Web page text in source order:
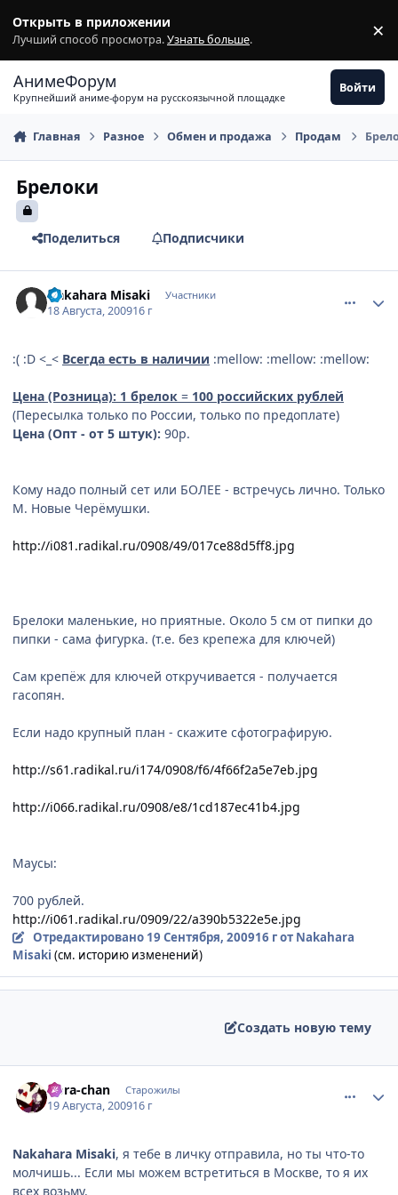
Открыть в приложении
Лучший способ просмотра.Узнать больше. ×
АнимеФорум
Крупнейший аниме-форум на русскоязычной площадке
Войти
Главная Разное Обмен и продажа Продам
Брелоки
Поделиться Подписчики
Nakahara Misaki Участники
18 Августа, 200916 г
:( :D <_< Всегда есть в наличии :mellow: :mellow: :mellow:
Цена (Розница): 1 брелок = 100 российских рублей
(Пересылка только по России, только по предоплате)
Цена (Опт - от 5 штук): 90р.
Кому надо полный сет или БОЛЕЕ - встречусь лично. Только
М. Новые Черёмушки.
http://i081.radikal.ru/0908/49/017ce88d5ff8.jpg
Брелоки маленькие, но приятные. Около 5 см от пипки до
пипки - сама фигурка. (т.е. без крепежа для ключей)
Сам крепёж для ключей откручивается - получается
гасопян.
Если надо крупный план - скажите сфотографирую.
http://s61.radikal.ru/i174/0908/f6/4f66f2a5e7eb.jpg
http://i066.radikal.ru/0908/e8/1cd187ec41b4.jpg
Маусы:
700 рублей.
http://i061.radikal.ru/0909/22/a390b5322e5e.jpg
Отредактировано 19 Сентября, 200916 гот Nakahara
Misaki (см. историю изменений)
Создать новую тему
Dora-chan Старожилы
19 Августа, 200916 г
Nakahara Misaki, я тебе в личку отправила, но ты что-то
молчишь... Если мы можем встретиться в Москве, то я их
всех возьму.